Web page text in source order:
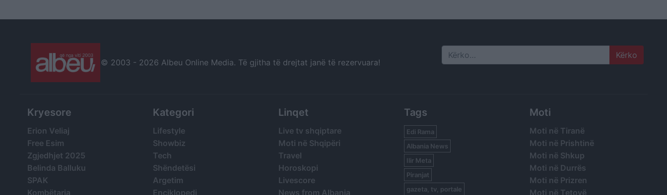
© 2003 - 2026 Albeu Online Media. Të gjitha të drejtat janë të rezervuara! Search
Kryesore
Erion Veliaj
Free Esim
Zgjedhjet 2025
Belinda Balluku
SPAK
Kombëtarja
Kategori
Lifestyle
Showbiz
Tech
Shëndetësi
Argetim
Enciklopedi
Linqet
Live tv shqiptare
Moti në Shqipëri
Travel
Horoskopi
Livescore
News from Albania
Tags
Edi Rama
Albania News
Ilir Meta
Piranjat
gazeta, tv, portale
Moti
Moti në Tiranë
Moti në Prishtinë
Moti në Shkup
Moti në Durrës
Moti në Prizren
Moti në Tetovë